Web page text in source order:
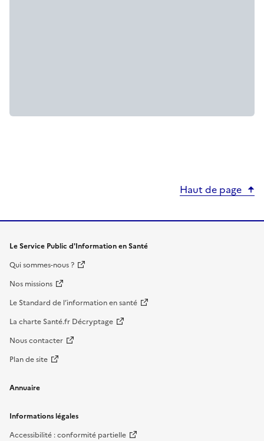
Haut de page
Le Service Public d'Information en Santé
Qui sommes-nous ?
Nos missions
Le Standard de l’information en santé
La charte Santé.fr Décryptage
Nous contacter
Plan de site
Annuaire
Informations légales
Accessibilité : conformité partielle